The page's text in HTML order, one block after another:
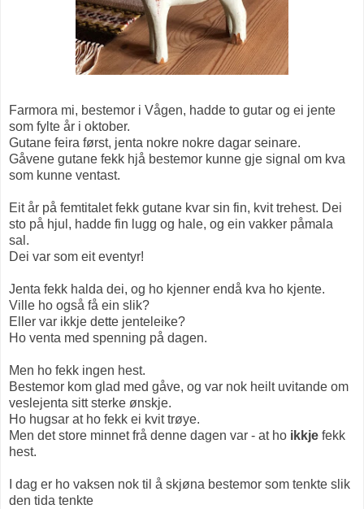
Farmora mi, bestemor i Vågen, hadde to gutar og ei jente
som fylte år i oktober.
Gutane feira først, jenta nokre nokre dagar seinare.
Gåvene gutane fekk hjå bestemor kunne gje signal om kva
som kunne ventast.
Eit år på femtitalet fekk gutane kvar sin fin, kvit trehest. Dei
sto på hjul, hadde fin lugg og hale, og ein vakker påmala
sal.
Dei var som eit eventyr!
Jenta fekk halda dei, og ho kjenner endå kva ho kjente.
Ville ho også få ein slik?
Eller var ikkje dette jenteleike?
Ho venta med spenning på dagen.
Men ho fekk ingen hest.
Bestemor kom glad med gåve, og var nok heilt uvitande om
veslejenta sitt sterke ønskje.
Ho hugsar at ho fekk ei kvit trøye.
Men det store minnet frå denne dagen var - at ho ikkje fekk
hest.
I dag er ho vaksen nok til å skjøna bestemor som tenkte slik
den tida tenkte